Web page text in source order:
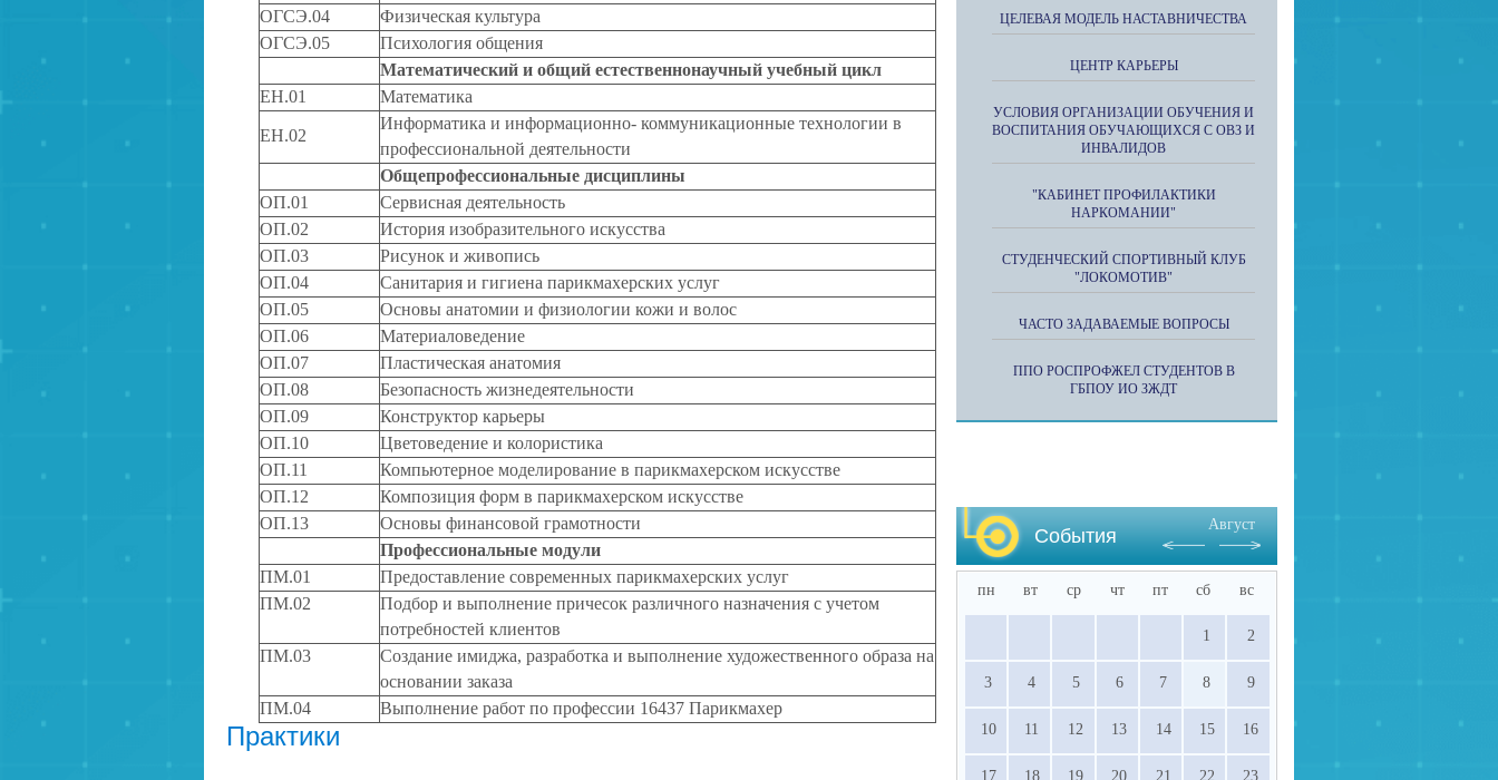
ОГСЭ.04
Физическая культура
ОГСЭ.05
Психология общения
Математический и общий естественнонаучный учебный цикл
ЕН.01
Математика
ЕН.02
Информатика и информационно- коммуникационные технологии в
профессиональной деятельности
Общепрофессиональные дисциплины
ОП.01
Сервисная деятельность
ОП.02
История изобразительного искусства
ОП.03
Рисунок и живопись
ОП.04
Санитария и гигиена парикмахерских услуг
ОП.05
Основы анатомии и физиологии кожи и волос
ОП.06
Материаловедение
ОП.07
Пластическая анатомия
ОП.08
Безопасность жизнедеятельности
ОП.09
Конструктор карьеры
ОП.10
Цветоведение и колористика
ОП.11
Компьютерное моделирование в парикмахерском искусстве
ОП.12
Композиция форм в парикмахерском искусстве
ОП.13
Основы финансовой грамотности
Профессиональные модули
ПМ.01
Предоставление современных парикмахерских услуг
ПМ.02
Подбор и выполнение причесок различного назначения с учетом
потребностей клиентов
ПМ.03
Создание имиджа, разработка и выполнение художественного образа на
основании заказа
ПМ.04
Выполнение работ по профессии 16437 Парикмахер
Практики
ЦЕЛЕВАЯ МОДЕЛЬ НАСТАВНИЧЕСТВА
ЦЕНТР КАРЬЕРЫ
УСЛОВИЯ ОРГАНИЗАЦИИ ОБУЧЕНИЯ И
ВОСПИТАНИЯ ОБУЧАЮЩИХСЯ С ОВЗ И
ИНВАЛИДОВ
"КАБИНЕТ ПРОФИЛАКТИКИ
НАРКОМАНИИ"
СТУДЕНЧЕСКИЙ СПОРТИВНЫЙ КЛУБ
"ЛОКОМОТИВ"
ЧАСТО ЗАДАВАЕМЫЕ ВОПРОСЫ
ППО РОСПРОФЖЕЛ СТУДЕНТОВ В
ГБПОУ ИО ЗЖДТ
События
Август
пн вт ср чт пт сб вс
1 2
3 4 5 6 7 8 9
10 11 12 13 14 15 16
17 18 19 20 21 22 23